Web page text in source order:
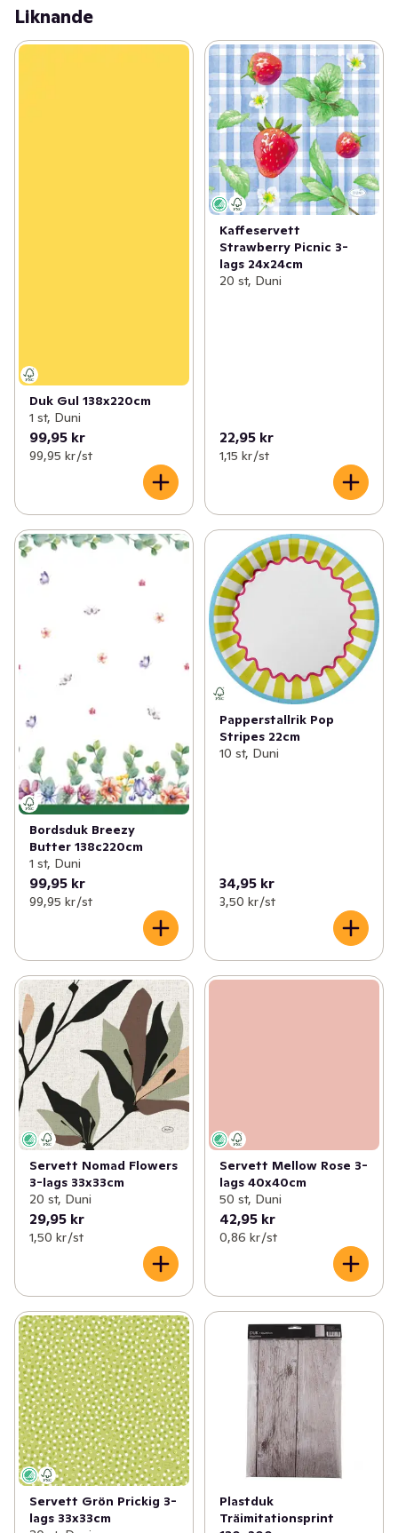
Liknande
Duk Gul 138x220cm
1 st, Duni
99,95 kr
99,95 kr /st
Kaffeservett
Strawberry Picnic 3-
lags 24x24cm
20 st, Duni
22,95 kr
1,15 kr /st
Bordsduk Breezy
Butter 138c220cm
1 st, Duni
99,95 kr
99,95 kr /st
Papperstallrik Pop
Stripes 22cm
10 st, Duni
34,95 kr
3,50 kr /st
Servett Nomad Flowers
3-lags 33x33cm
20 st, Duni
29,95 kr
1,50 kr /st
Servett Mellow Rose 3-
lags 40x40cm
50 st, Duni
42,95 kr
0,86 kr /st
Servett Grön Prickig 3-
lags 33x33cm
Plastduk
Träimitationsprint